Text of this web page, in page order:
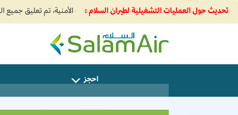
تحديث حول العمليات التشغيلية لطيران السلام :
SalamAir
احجز